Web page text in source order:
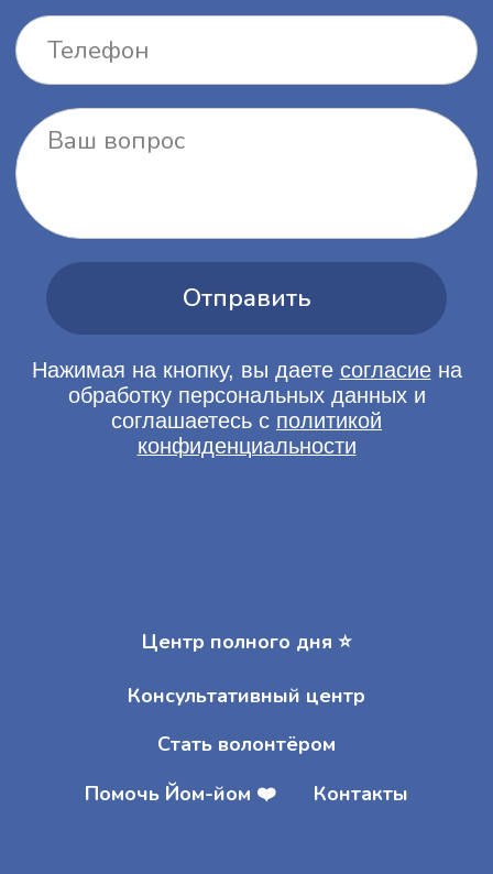
Центр полного дня ⭐️
Консультативный центр
Стать волонтёром
Помочь Йом-йом ❤️
Контакты